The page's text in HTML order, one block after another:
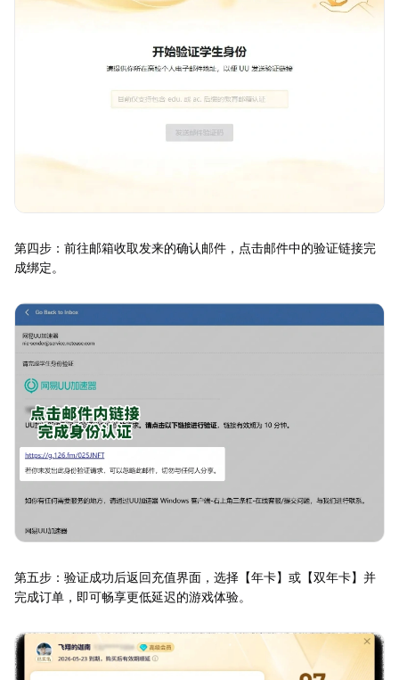
第四步：前往邮箱收取发来的确认邮件，点击邮件中的验证链接完
成绑定。
第五步：验证成功后返回充值界面，选择【年卡】或【双年卡】并
完成订单，即可畅享更低延迟的游戏体验。